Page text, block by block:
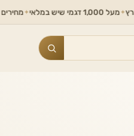
✦מחירים ללא